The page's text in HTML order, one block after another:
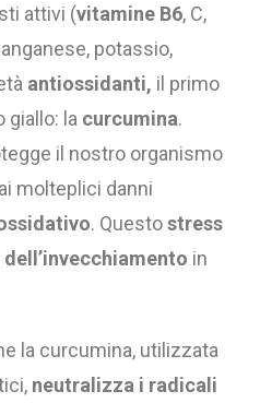
attivi (vitamine B6, C,
potassio,
antiossidanti, il primo
giallo: la curcumina.
il nostro organismo
molteplici danni
. Questostress
dell’invecchiamento in
la curcumina, utilizzata
neutralizza i radicali